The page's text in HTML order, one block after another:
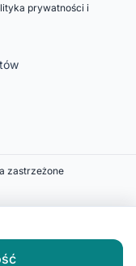
prywatności i
zastrzeżone